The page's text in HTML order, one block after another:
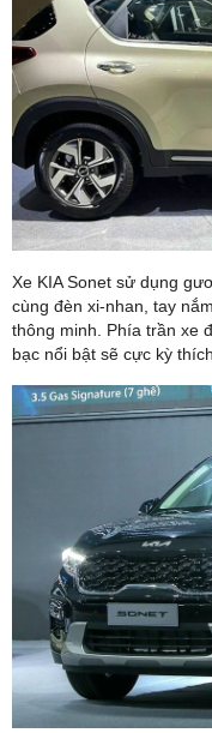
Xe KIA Sonet sử dụng
cùng đèn xi-nhan, tay
thông minh. Phía trần xe
bạc nổi bật sẽ cực kỳ